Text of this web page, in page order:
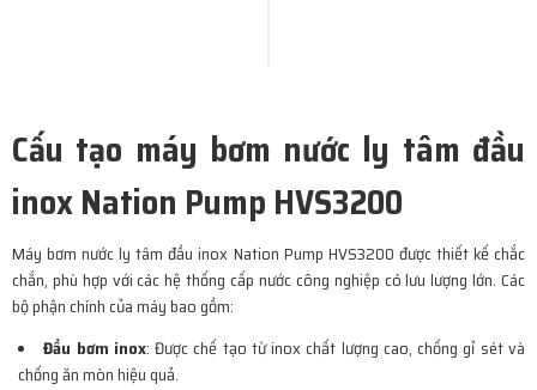
Cấu tạo máy bơm nước ly tâm đầu
inox Nation Pump HVS3200
Máy bơm nước ly tâm đầu inox Nation Pump HVS3200 được thiết kế chắc
chắn, phù hợp với các hệ thống cấp nước công nghiệp có lưu lượng lớn. Các
bộ phận chính của máy bao gồm:
Đầu bơm inox: Được chế tạo từ inox chất lượng cao, chống gỉ sét và
chống ăn mòn hiệu quả.